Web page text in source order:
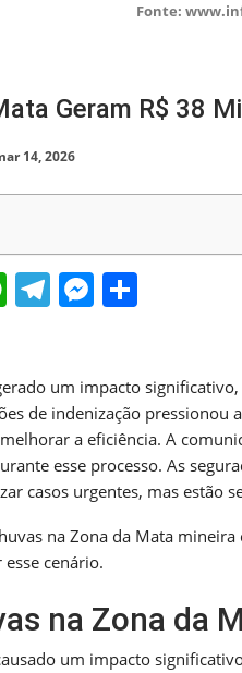
Fonte:
Geram R$ 38
14, 2026
WhatsApp
Telegram
um impacto
de indenização
a eficiência. A
esse processo. As
casos urgentes, mas estão
na Zona da Mata
cenário.
na Zona da
um impacto